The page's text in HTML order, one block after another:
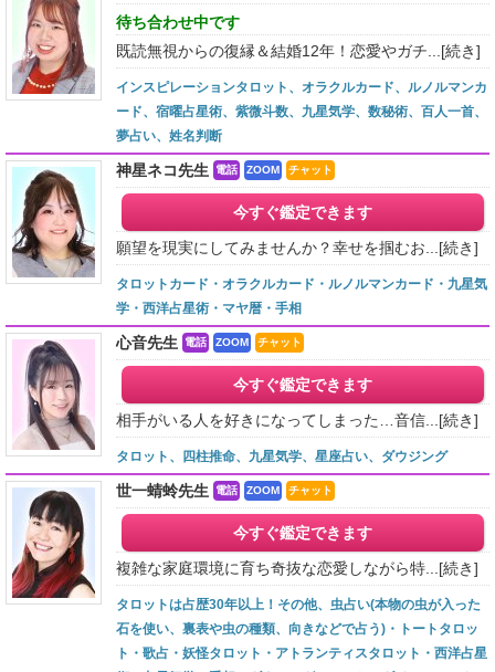
待ち合わせ中です
既読無視からの復縁＆結婚12年！恋愛やガチ... [続き]
インスピレーションタロット、オラクルカード、ルノルマンカ
ード、宿曜占星術、紫微斗数、九星気学、数秘術、百人一首、
夢占い、姓名判断
神星ネコ先生 電話 ZOOM チャット
今すぐ鑑定できます
願望を現実にしてみませんか？幸せを掴むお... [続き]
タロットカード・オラクルカード・ルノルマンカード・九星気
学・西洋占星術・マヤ暦・手相
心音先生 電話 ZOOM チャット
今すぐ鑑定できます
相手がいる人を好きになってしまった…音信... [続き]
タロット、四柱推命、九星気学、星座占い、ダウジング
世一蜻蛉先生 電話 ZOOM チャット
今すぐ鑑定できます
複雑な家庭環境に育ち奇抜な恋愛しながら特... [続き]
タロットは占歴30年以上！その他、虫占い(本物の虫が入った
石を使い、裏表や虫の種類、向きなどで占う)・トートタロッ
ト・歌占・妖怪タロット・アトランティスタロット・西洋占星